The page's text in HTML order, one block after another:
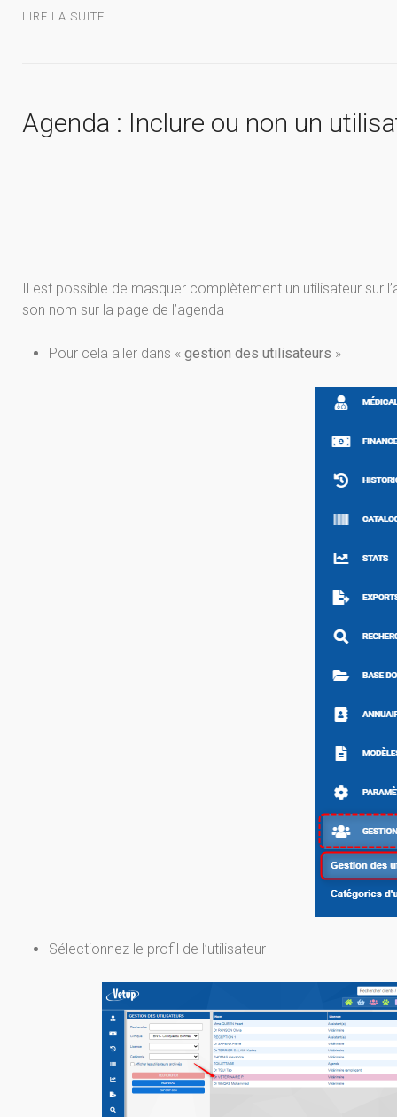
LIRE LA SUITE
Agenda : Inclure ou non un
Il est possible de masquer complètement un utilisateur sur
son nom sur la page de l’agenda
Pour cela aller dans « gestion des utilisateurs »
Sélectionnez le profil de l’utilisateur